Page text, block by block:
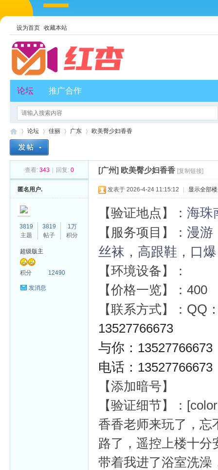
设为首页 收藏本站
论坛 推广合作
论坛
›
佳丽
›
广东 欧美臀少妇香香
查看: 343 回复: 0 [广州] 欧美臀少妇香香 [复制链接]
匿名用户.
3819
主题
3819
帖子
1万
积分
超级版主
积分 12490
发消息
发表于 2026-4-24 11:15:12 显示全部
【验证地点】：海珠
【服务项目】：漫游
丝袜，高跟鞋，口
【环境设备】：
【价格一览】：400
【联系方式】： QQ
13527766673
与你： 13527766673
电话： 13527766673
【添加暗号】
【验证细节】：
香香老师来玩了，忘
路了，遥控上楼十分
带着我进了浴室洗澡